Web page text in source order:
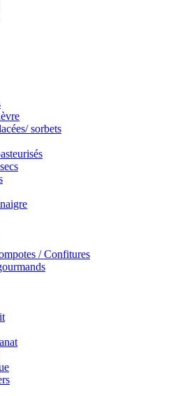
sorbets
/ Confitures